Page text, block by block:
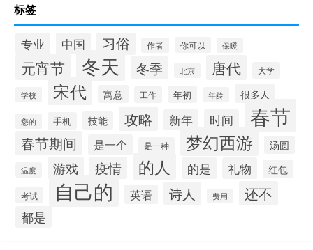
标签
专业 中国 习俗 作者 你可以 保暖
元宵节 冬天 冬季 北京 唐代 大学
学校 宋代 寓意 工作 年初 年龄 很多人
您的 手机 技能 攻略 新年 时间 春节
春节期间 是一个 是一种 梦幻西游 汤圆
温度 游戏 疫情 的人 的是 礼物 红包
考试 自己的 英语 诗人 费用 还不
都是